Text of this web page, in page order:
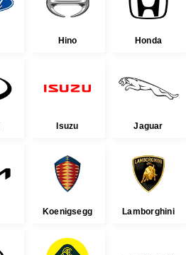
Hino Honda
Isuzu Jaguar
Koenigsegg Lamborghini